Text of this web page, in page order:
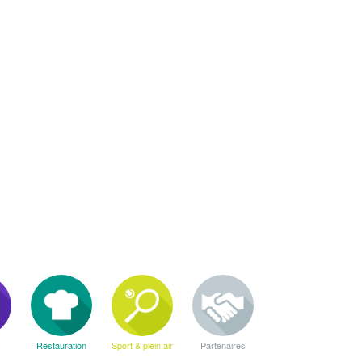
Restauration Sport & plein air Partenaires